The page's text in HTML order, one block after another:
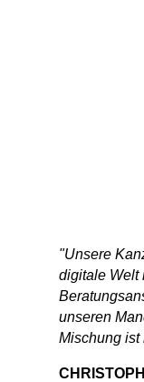
"Unsere
digitale Welt
unseren
Mischung ist